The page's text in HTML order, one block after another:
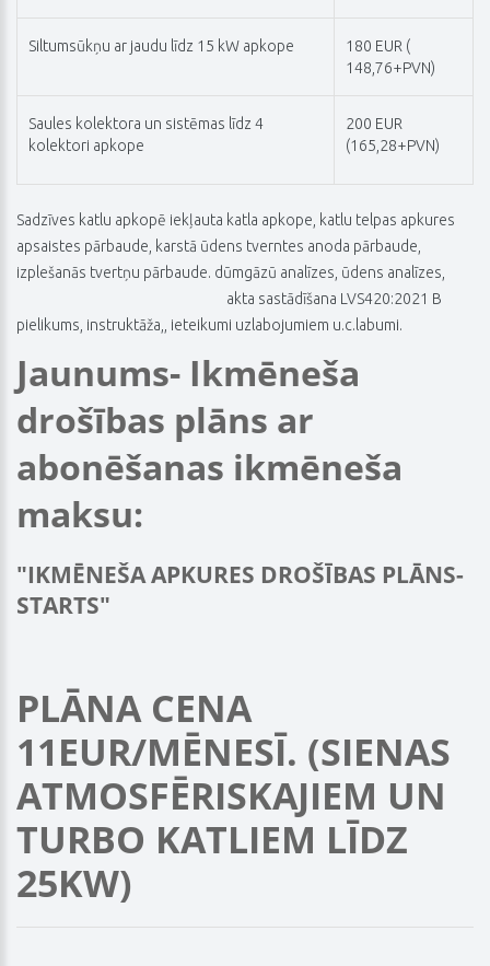
Siltumsūkņu ar jaudu līdz 15 kW apkope
180 EUR (
148,76+PVN)
Saules kolektora un sistēmas līdz 4
kolektori apkope
200 EUR
(165,28+PVN)
Sadzīves katlu apkopē iekļauta katla apkope, katlu telpas apkures
apsaistes pārbaude, karstā ūdens tverntes anoda pārbaude,
izplešanās tvertņu pārbaude. dūmgāzū analīzes, ūdens analīzes,
akta sastādīšana LVS420:2021 B
pielikums, instruktāža,, ieteikumi uzlabojumiem u.c.labumi.
Jaunums- Ikmēneša
drošības plāns ar
abonēšanas ikmēneša
maksu:
"IKMĒNEŠA APKURES DROŠĪBAS PLĀNS-
STARTS"
PLĀNA CENA
11EUR/MĒNESĪ. (SIENAS
ATMOSFĒRISKAJIEM UN
TURBO KATLIEM LĪDZ
25KW)